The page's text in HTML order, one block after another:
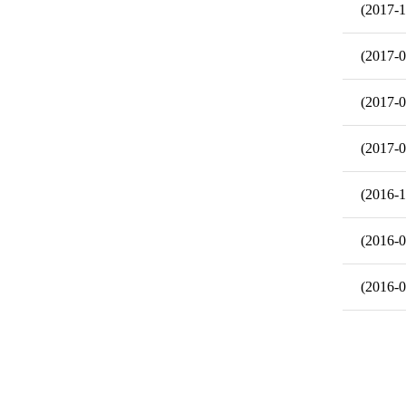
(2017-
(2017-
(2017-
(2017-
(2016-
(2016-
(2016-